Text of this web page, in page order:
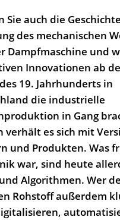
Sie auch die
des mechanischen
Dampfmaschine und
Innovationen ab
19. Jahrhunderts in
die industrielle
in Gang
verhält es sich mit
und Produkten. Was
war, sind heute
Algorithmen. Wer
Rohstoff außerdem